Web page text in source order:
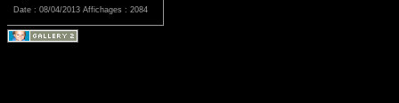
Date : 08/04/2013 Affichages : 2084